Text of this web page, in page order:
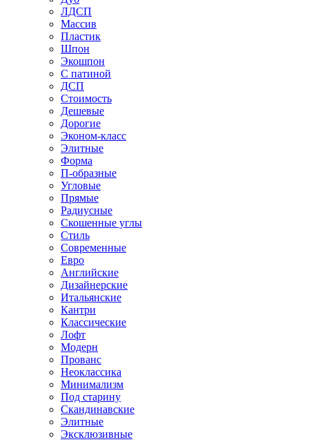
ЛДСП
Массив
Пластик
Шпон
Экошпон
С патиной
ДСП
Стоимость
Дешевые
Дорогие
Эконом-класс
Элитные
Форма
П-образные
Угловые
Прямые
Радиусные
Скошенные углы
Стиль
Современные
Евро
Английские
Дизайнерские
Итальянские
Кантри
Классические
Лофт
Модерн
Прованс
Неоклассика
Минимализм
Под старину
Скандинавские
Элитные
Эксклюзивные